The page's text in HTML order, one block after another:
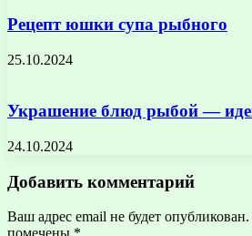
Рецепт юшки супа рыбного
25.10.2024
Украшение блюд рыбой —
24.10.2024
Добавить комментарий
Ваш адрес email не будет опубликован.